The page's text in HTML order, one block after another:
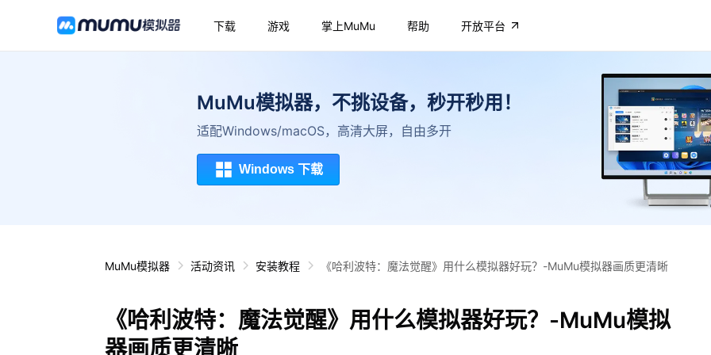
下载 游戏 掌上MuMu 帮助 开放平台
MuMu模拟器，不挑设备，秒开秒用！
适配Windows/macOS，高清大屏，自由多开
Windows 下载
MuMu模拟器 活动资讯 安装教程 《哈利波特：魔法觉醒》用什么模拟器好玩？-MuMu模拟器画质更清晰
《哈利波特：魔法觉醒》用什么模拟器好玩？-MuMu模拟
器画质更清晰